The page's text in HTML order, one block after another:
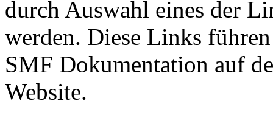
durch Auswahl eines der
werden. Diese Links
SMF Dokumentation auf
Website.